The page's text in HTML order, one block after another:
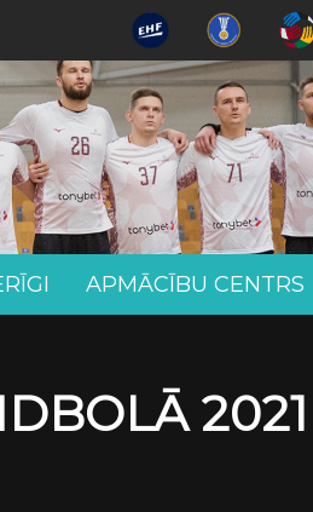
APMĀCĪBU CENTRS
2021